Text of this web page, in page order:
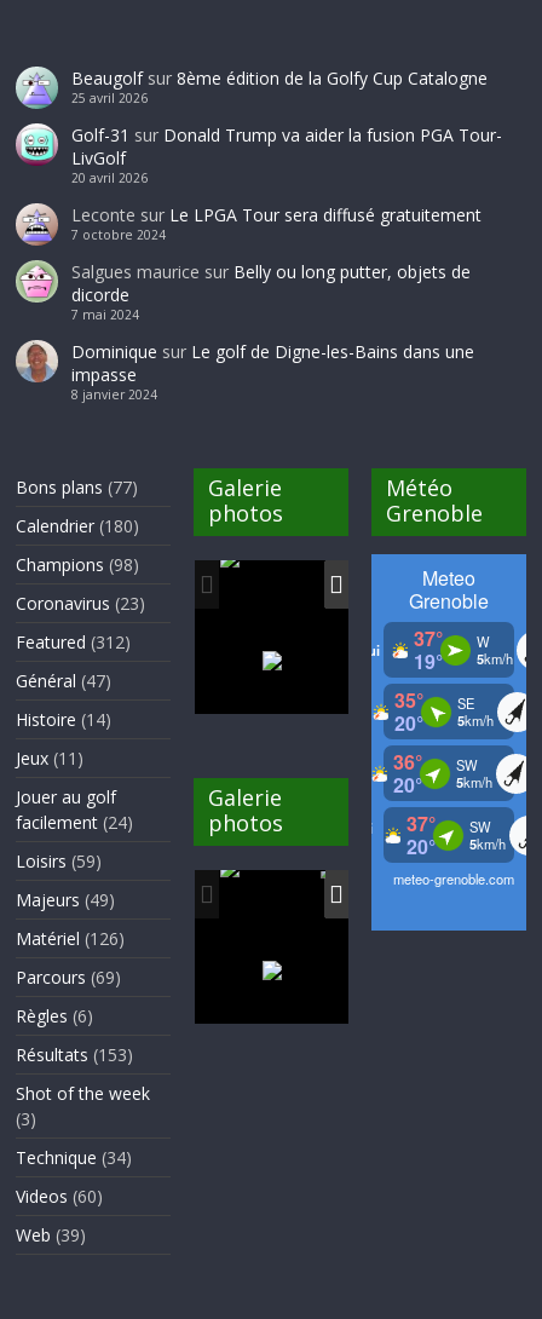
Beaugolfsur 8ème édition de la Golfy Cup Catalogne
25 avril 2026
Golf-31 sur Donald Trump va aider la fusion PGA Tour-
LivGolf
20 avril 2026
Leconte sur Le LPGA Tour sera diffusé gratuitement
7 octobre 2024
Salgues maurice sur Belly ou long putter, objets de
dicorde
7 mai 2024
Dominique sur Le golf de Digne-les-Bains dans une
impasse
8 janvier 2024
Bons plans (77)
Calendrier (180)
Champions (98)
Coronavirus (23)
Featured (312)
Général (47)
Histoire (14)
Jeux (11)
Jouer au golf
facilement (24)
Loisirs (59)
Majeurs (49)
Matériel (126)
Parcours (69)
Règles (6)
Résultats (153)
Shot of the week
(3)
Technique (34)
Videos (60)
Web (39)
Galerie
photos
Galerie
photos
Météo
Grenoble